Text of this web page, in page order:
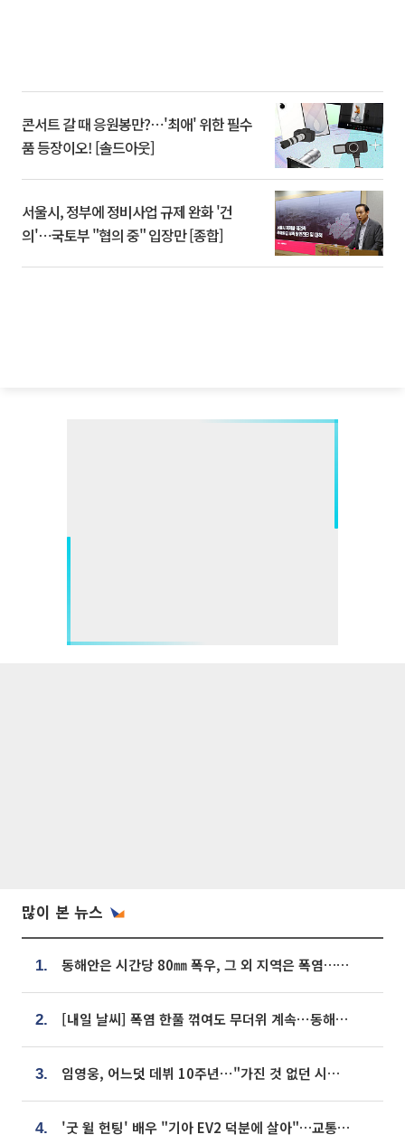
콘서트 갈 때 응원봉만?⋯'최애' 위한 필수
품 등장이오! [솔드아웃]
서울시, 정부에 정비사업 규제 완화 '건
의'⋯국토부 "협의 중" 입장만 [종합]
많이 본 뉴스
1. 동해안은 시간당 80㎜ 폭우, 그 외 지역은 폭염…‘극과 극 날씨’
2. [내일 날씨] 폭염 한풀 꺾여도 무더위 계속⋯동해안 이틀 연속 비
3. 임영웅, 어느덧 데뷔 10주년⋯"가진 것 없던 시절, 내 앞엔 20명의 팬뿐"
4. '굿 윌 헌팅' 배우 "기아 EV2 덕분에 살아"…교통사고 후 안전성 극찬